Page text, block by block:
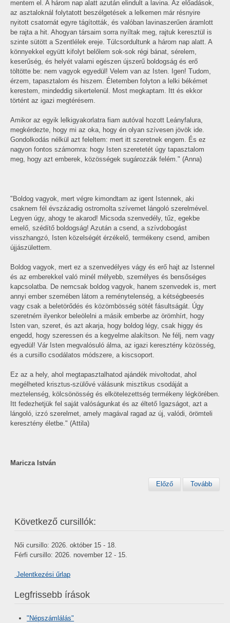
mentem el. A három nap alatt azután elindult a lavina. Az előadások,
az asztaloknál folytatott beszélgetések a lelkemen már résnyire
nyitott csatornát egyre tágították, és valóban lavinaszerűen áramlott
be rajta a hit. Ahogyan társaim sorra nyíltak meg, rajtuk keresztül is
szinte sütött a Szentlélek ereje. Túlcsordultunk a három nap alatt. A
könnyekkel együtt kifolyt belőlem sok-sok régi bánat, sérelem,
keserűség, és helyét valami egészen újszerű boldogság és erő
töltötte be: nem vagyok egyedül! Velem van az Isten. Igen! Tudom,
érzem, tapasztalom és hiszem. Életemben folyton a lelki békémet
kerestem, mindeddig sikertelenül. Most megkaptam. Itt és ekkor
történt az igazi megtérésem.
Amikor az egyik lelkigyakorlatra fiam autóval hozott Leányfalura,
megkérdezte, hogy mi az oka, hogy én olyan szívesen jövök ide.
Gondolkodás nélkül azt feleltem: mert itt szeretnek engem. És ez
nagyon fontos számomra: hogy Isten szeretetét úgy tapasztalom
meg, hogy azt emberek, közösségek sugározzák felém." (Anna)
"Boldog vagyok, mert végre kimondtam az igent Istennek, aki
csaknem fél évszázadig ostromolta szívemet lángoló szerelmével.
Legyen úgy, ahogy te akarod! Micsoda szenvedély, tűz, egekbe
emelő, szédítő boldogság! Azután a csend, a szívdobogást
visszhangzó, Isten közelségét érzékelő, termékeny csend, amiben
újjászülettem.
Boldog vagyok, mert ez a szenvedélyes vágy és erő hajt az Istennel
és az emberekkel való minél mélyebb, személyes és bensőséges
kapcsolatba. De nemcsak boldog vagyok, hanem szenvedek is, mert
annyi ember szemében látom a reménytelenség, a kétségbeesés
vagy csak a beletörődés és közömbösség sötét fásultságát. Úgy
szeretném ilyenkor beleölelni a másik emberbe az örömhírt, hogy
Isten van, szeret, és azt akarja, hogy boldog légy, csak higgy és
engedd, hogy szeressen és a kegyelme alakítson. Ne félj, nem vagy
egyedül! Vár Isten megvalósuló álma, az igazi keresztény közösség,
és a cursillo csodálatos módszere, a kiscsoport.
Ez az a hely, ahol megtapasztalhatod ajándék mivoltodat, ahol
megélheted krisztus-szülővé válásunk misztikus csodáját a
meztelenség, kölcsönösség és elkötelezettség termékeny légkörében.
Itt fedezhetjük fel saját valóságunkat és az éltető Igazságot, azt a
lángoló, izzó szerelmet, amely magával ragad az új, valódi, örömteli
keresztény életbe." (Attila)
Maricza István
Előző Tovább
Következő cursillók:
Női cursillo: 2026. október 15 - 18.
Férfi cursillo: 2026. november 12 - 15.
Jelentkezési űrlap
Legfrissebb írások
"Népszámlálás"